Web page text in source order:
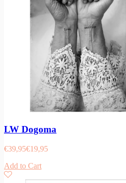
LW Dogoma
€39,95€19,95
Add to Cart